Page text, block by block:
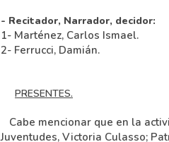
- Recitador, Narrador, decidor:
1- Marténez, Carlos Ismael.
2- Ferrucci, Damián.
PRESENTES.
Cabe mencionar que en la
Juventudes, Victoria Culasso;